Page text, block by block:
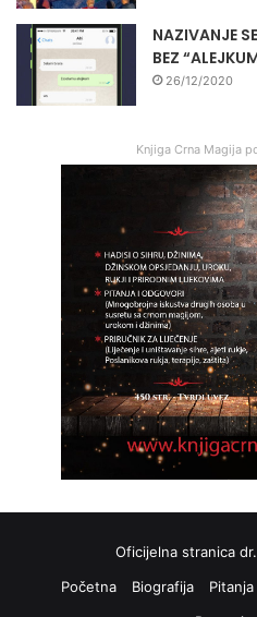
NAZIVANJE
BEZ
26/12/2020
Knjiga Crna Magija
Oficijelna stranica
Početna
Biografija